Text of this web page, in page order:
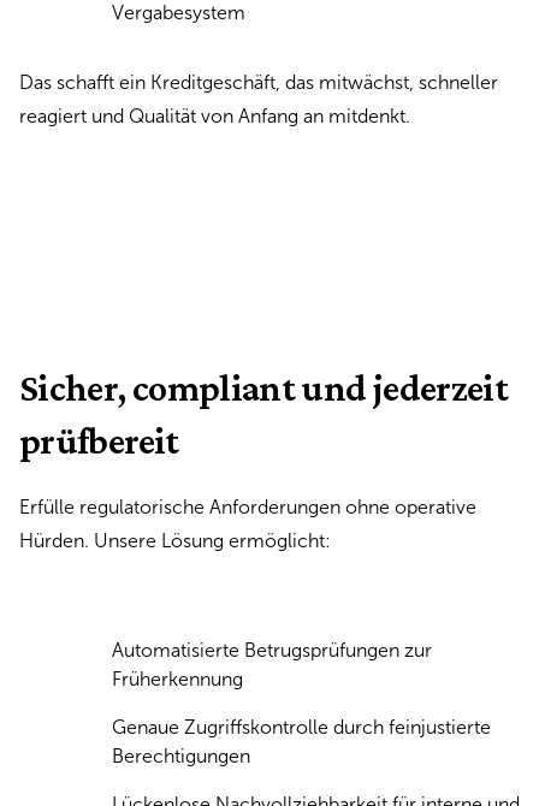
Vergabesystem
Das schafft ein Kreditgeschäft, das mitwächst, schneller
reagiert und Qualität von Anfang an mitdenkt.
Sicher, compliant und jederzeit
prüfbereit
Erfülle regulatorische Anforderungen ohne operative
Hürden. Unsere Lösung ermöglicht:
Automatisierte Betrugsprüfungen zur
Früherkennung
Genaue Zugriffskontrolle durch feinjustierte
Berechtigungen